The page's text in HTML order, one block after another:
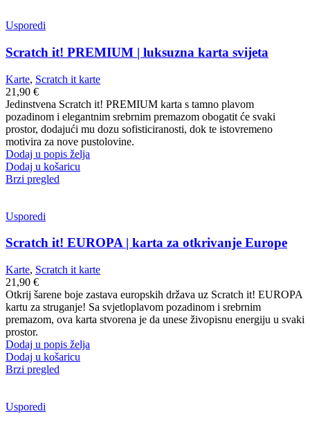
Usporedi
Scratch it! PREMIUM | luksuzna karta svijeta
Karte, Scratch it karte
21,90 €
Jedinstvena Scratch it! PREMIUM karta s tamno plavom
pozadinom i elegantnim srebrnim premazom obogatit će svaki
prostor, dodajući mu dozu sofisticiranosti, dok te istovremeno
motivira za nove pustolovine.
Dodaj u popis želja
Dodaj u košaricu
Brzi pregled
Usporedi
Scratch it! EUROPA | karta za otkrivanje Europe
Karte, Scratch it karte
21,90 €
Otkrij šarene boje zastava europskih država uz Scratch it! EUROPA
kartu za struganje! Sa svjetloplavom pozadinom i srebrnim
premazom, ova karta stvorena je da unese živopisnu energiju u svaki
prostor.
Dodaj u popis želja
Dodaj u košaricu
Brzi pregled
Usporedi